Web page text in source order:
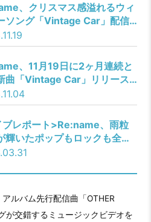
、クリスマス感溢れるウィ
ソング「Vintage Car」配信
結成10周年記念した東阪ツー
アーのゲストにthe
、w.o.d.が決定！
、11月19日に2ヶ月連続と
曲「Vintage Car」リリース
FM802『THE NAKAJIMA
SHOW 802 RADIO
』で初オンエア！
ブレポート>Re:name、雨粒
輝いたポップもロックも全開
ーライブ！
ルバム先行配信曲「OTHER
が交錯するミュージックビデオを